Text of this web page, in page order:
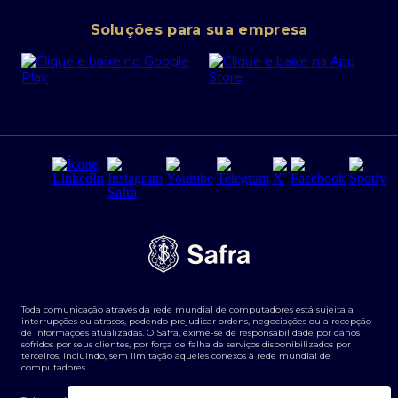
Portal da Privacidade
PRSAC
Regras e Parâmetros de Atuação Banco Safra
Segurança da Informação
Tarifas e serviços Pessoa Física
Transparência de remuneração
Termos e Condições para Portabilidade de Investimento
Cartão Safra Empresas
Empréstimo e financiamentos PJ
Derivativos
Agronegócios
Soluções para sua empresa
Toda comunicação através da rede mundial de computadores está sujeita a
interrupções ou atrasos, podendo prejudicar ordens, negociações ou a recepção
de informações atualizadas. O Safra, exime-se de responsabilidade por danos
sofridos por seus clientes, por força de falha de serviços disponibilizados por
terceiros, incluindo, sem limitação aqueles conexos à rede mundial de
computadores.